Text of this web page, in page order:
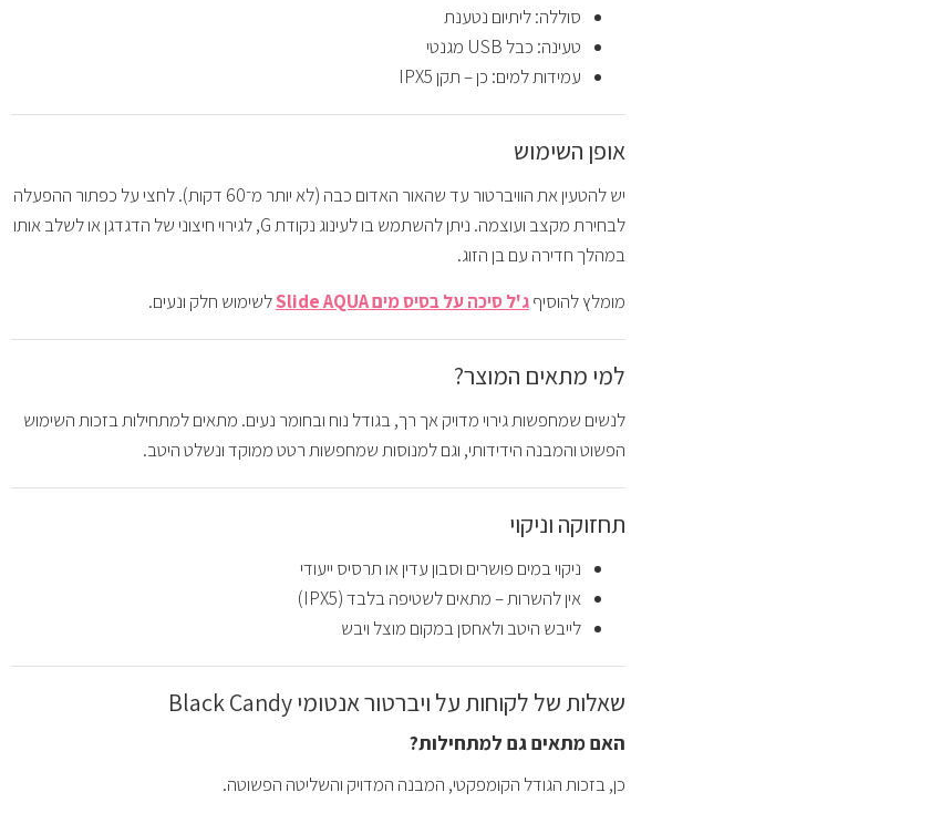
סוללה: ליתיום נטענת
טעינה: כבל USB מגנטי
עמידות למים: כן – תקן IPX5
אופן השימוש
יש להטעין את הוויברטור עד שהאור האדום כבה (לא יותר מ־60 דקות). לחצי על כפתור ההפעלה
לבחירת מקצב ועוצמה. ניתן להשתמש בו לעינוג נקודת G, לגירוי חיצוני של הדגדגן או לשלב אותו
במהלך חדירה עם בן הזוג.
מומלץ להוסיףג'ל סיכה על בסיס מים Slide AQUA לשימוש חלק ונעים.
למי מתאים המוצר?
לנשים שמחפשות גירוי מדויק אך רך, בגודל נוח ובחומר נעים. מתאים למתחילות בזכות השימוש
הפשוט והמבנה הידידותי, וגם למנוסות שמחפשות רטט ממוקד ונשלט היטב.
תחזוקה וניקוי
ניקוי במים פושרים וסבון עדין או תרסיס ייעודי
אין להשרות – מתאים לשטיפה בלבד (IPX5)
לייבש היטב ולאחסן במקום מוצל ויבש
שאלות של לקוחות על ויברטור אנטומי Black Candy
האם מתאים גם למתחילות?
כן, בזכות הגודל הקומפקטי, המבנה המדויק והשליטה הפשוטה.